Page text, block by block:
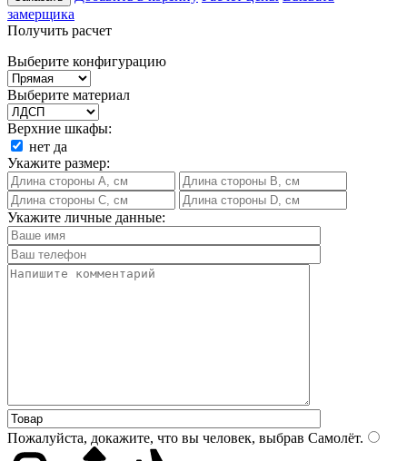
замерщика
Получить расчет
Выберите конфигурацию
Выберите материал
Верхние шкафы:
нет да
Укажите размер:
Укажите личные данные:
Пожалуйста, докажите, что вы человек, выбрав Самолёт.